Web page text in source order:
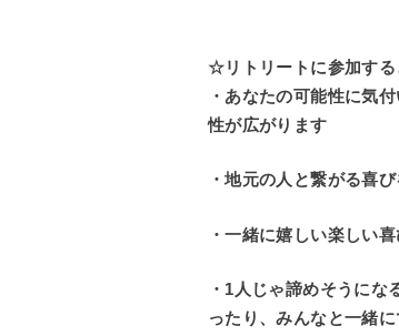
☆リトリートに参加す
・ あなたの可能性に気
性が広がります
・地元の人と繋がる喜
・一緒に嬉しい楽しい
・1人じゃ諦めそうにな
ったり、みんなと一緒